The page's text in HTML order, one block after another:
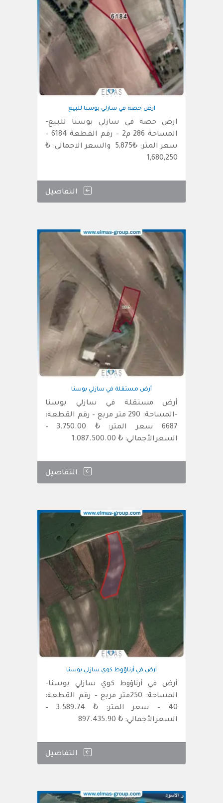
ارض حصة في سازلي بوسنا للبيع
ارض حصة في سازلي بوسنا للبيع-
المساحة 286 م2 – رقم القطعة 6184 –
سعر المتر: ₺5,875 والسعر الاجمالي: ₺
1,680,250
التفاصيل
أرض مستقلة في سازلي بوسنا
أرض مستقلة في سازلي بوسنا
-المساحة: 290 متر مربع – رقم القطعة:
6687 سعر المتر: ₺ 3.750.00 –
السعرالأجمالي: ₺ 1.087.500.00
التفاصيل
أرض في أرناؤوط كوي سازلي بوسنا
أرض في أرناؤوط كوي سازلي بوسنا-
المساحة: 250متر مربع – رقم القطعة:
40 – سعر المتر: ₺ 3.589.74 –
السعرالأجمالي: ₺ 897.435.90
التفاصيل